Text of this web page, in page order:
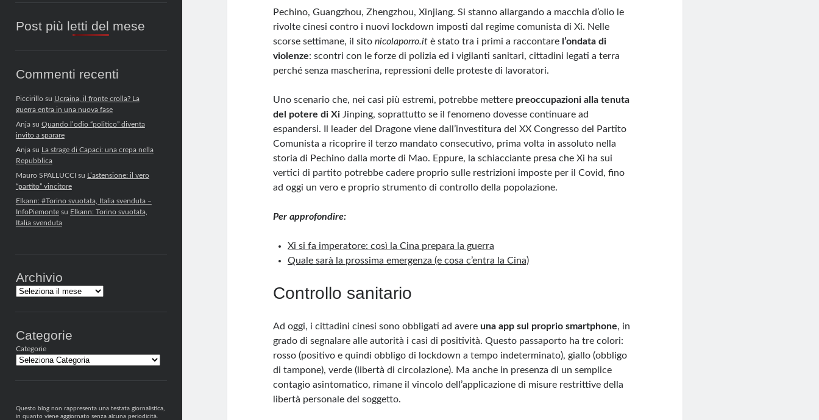
Post più letti del mese
Commenti recenti
Piccirillosu Ucraina, il fronte crolla? La
guerra entra in una nuova fase
Anjasu Quando l’odio “politico” diventa
invito a sparare
Anjasu La strage di Capaci: una crepa nella
Repubblica
Mauro SPALLUCCIsu L’astensione: il vero
“partito” vincitore
Elkann: #Torino svuotata, Italia svenduta –
InfoPiemontesu Elkann: Torino svuotata,
Italia svenduta
Archivio
Archivi
Categorie
Categorie
Questo blog non rappresenta una testata giornalistica,
in quanto viene aggiornato senza alcuna periodicità.
Pechino, Guangzhou, Zhengzhou, Xinjiang. Si stanno allargando a macchia d’olio le
rivolte cinesi contro i nuovi lockdown imposti dal regime comunista di Xi. Nelle
scorse settimane, il sito nicolaporro.it è stato tra i primi a raccontare l’ondata di
violenze: scontri con le forze di polizia ed i vigilanti sanitari, cittadini legati a terra
perché senza mascherina, repressioni delle proteste di lavoratori.
Uno scenario che, nei casi più estremi, potrebbe mettere preoccupazioni alla tenuta
del potere di Xi Jinping, soprattutto se il fenomeno dovesse continuare ad
espandersi. Il leader del Dragone viene dall’investitura del XX Congresso del Partito
Comunista a ricoprire il terzo mandato consecutivo, prima volta in assoluto nella
storia di Pechino dalla morte di Mao. Eppure, la schiacciante presa che Xi ha sui
vertici di partito potrebbe cadere proprio sulle restrizioni imposte per il Covid, fino
ad oggi un vero e proprio strumento di controllo della popolazione.
Per approfondire:
Xi si fa imperatore: così la Cina prepara la guerra
Quale sarà la prossima emergenza (e cosa c’entra la Cina)
Controllo sanitario
Ad oggi, i cittadini cinesi sono obbligati ad avereuna app sul proprio smartphone, in
grado di segnalare alle autorità i casi di positività. Questo passaporto ha tre colori:
rosso (positivo e quindi obbligo di lockdown a tempo indeterminato), giallo (obbligo
di tampone), verde (libertà di circolazione). Ma anche in presenza di un semplice
contagio asintomatico, rimane il vincolo dell’applicazione di misure restrittive della
libertà personale del soggetto.